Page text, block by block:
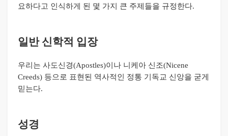
요하다고 인식하게 된 몇 가지 큰 주제들을 규정한다.
일반 신학적 입장
우리는 사도신경(Apostles)이나 니케아 신조(Nicene
Creeds) 등으로 표현된 역사적인 정통 기독교 신앙을 굳게
믿는다.
성경